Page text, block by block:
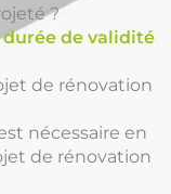
?
durée de validité
de rénovation
nécessaire en
de rénovation